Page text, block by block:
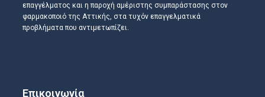
επαγγέλματος και η παροχή αμέριστης συμπαράστασης στον
φαρμακοποιό της Αττικής, στα τυχόν επαγγελματικά
προβλήματα που αντιμετωπίζει.
Επικοινωνία